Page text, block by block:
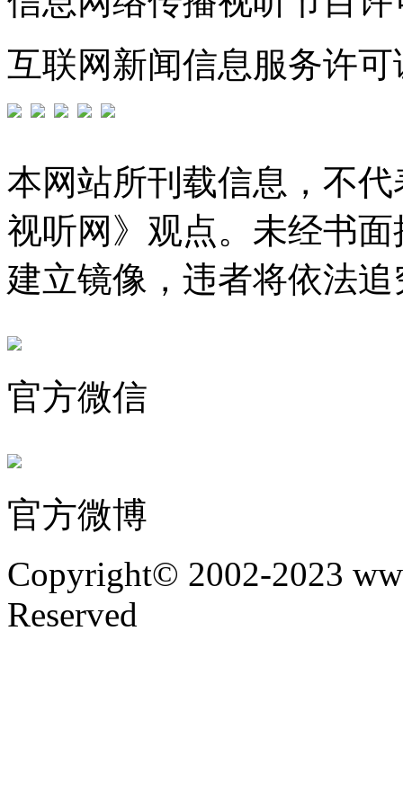
互联网新闻信息服务许可
本网站所刊载信息，不
视听网》观点。未经书
建立镜像，违者将依法
官方微信
官方微博
Copyright© 2002-2023
Reserved